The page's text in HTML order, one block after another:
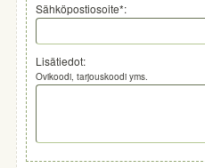
Sähköpostiosoite*:
Lisätiedot:
Ovikoodi, tarjouskoodi yms.